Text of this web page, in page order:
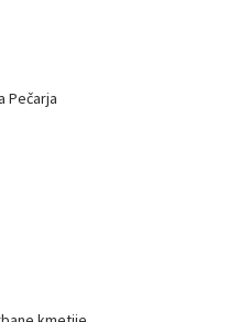
Pečarja